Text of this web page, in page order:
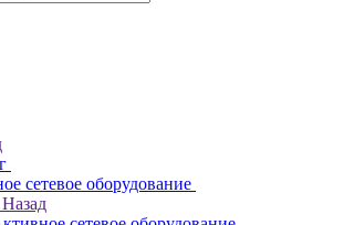
сетевое оборудование
Назад